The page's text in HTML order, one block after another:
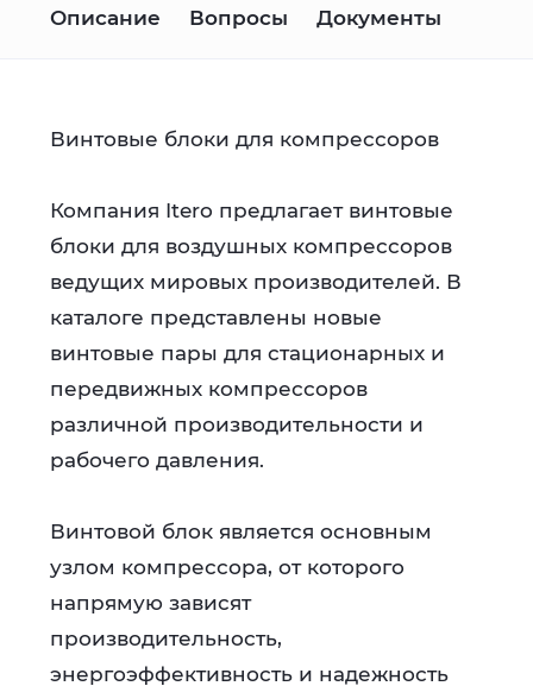
Описание Вопросы Документы
Винтовые блоки для компрессоров
Компания Itero предлагает винтовые
блоки для воздушных компрессоров
ведущих мировых производителей. В
каталоге представлены новые
винтовые пары для стационарных и
передвижных компрессоров
различной производительности и
рабочего давления.
Винтовой блок является основным
узлом компрессора, от которого
напрямую зависят
производительность,
энергоэффективность и надежность